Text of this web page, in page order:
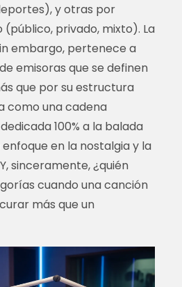
y otras por
privado, mixto). La
embargo, pertenece a
emisoras que se definen
que por su estructura
como una cadena
100% a la balada
en la nostalgia y la
sinceramente, ¿quién
cuando una canción
más que un